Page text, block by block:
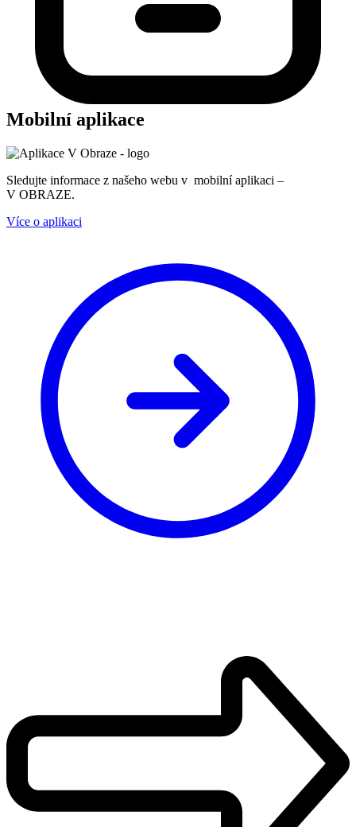
Mobilní aplikace
Sledujte informace z našeho webu v mobilní aplikaci –
V OBRAZE.
Více o aplikaci